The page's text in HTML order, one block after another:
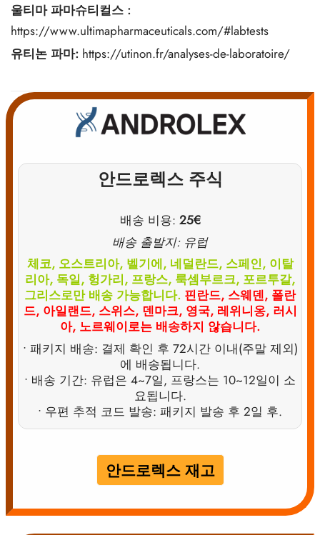
울티마 파마슈티컬스 :
https://www.ultimapharmaceuticals.com/#labtests
유티논 파마: https://utinon.fr/analyses-de-laboratoire/
안드로렉스 주식
배송 비용: 25€
배송 출발지: 유럽
체코, 오스트리아, 벨기에, 네덜란드, 스페인, 이탈
리아, 독일, 헝가리, 프랑스, 룩셈부르크, 포르투갈,
그리스로만 배송 가능합니다. 핀란드, 스웨덴, 폴란
드, 아일랜드, 스위스, 덴마크, 영국, 레위니옹, 러시
아, 노르웨이로는 배송하지 않습니다.
• 패키지 배송: 결제 확인 후 72시간 이내(주말 제외)
에 배송됩니다.
• 배송 기간: 유럽은 4~7일, 프랑스는 10~12일이 소
요됩니다.
• 우편 추적 코드 발송: 패키지 발송 후 2일 후.
안드로렉스 재고